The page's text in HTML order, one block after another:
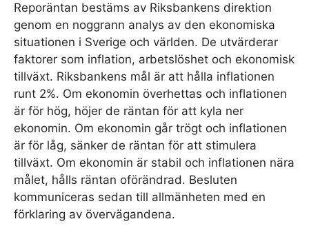
Reporäntan bestäms av Riksbankens direktion
genom en noggrann analys av den ekonomiska
situationen i Sverige och världen. De utvärderar
faktorer som inflation, arbetslöshet och ekonomisk
tillväxt. Riksbankens mål är att hålla inflationen
runt 2%. Om ekonomin överhettas och inflationen
är för hög, höjer de räntan för att kyla ner
ekonomin. Om ekonomin går trögt och inflationen
är för låg, sänker de räntan för att stimulera
tillväxt. Om ekonomin är stabil och inflationen nära
målet, hålls räntan oförändrad. Besluten
kommuniceras sedan till allmänheten med en
förklaring av övervägandena.